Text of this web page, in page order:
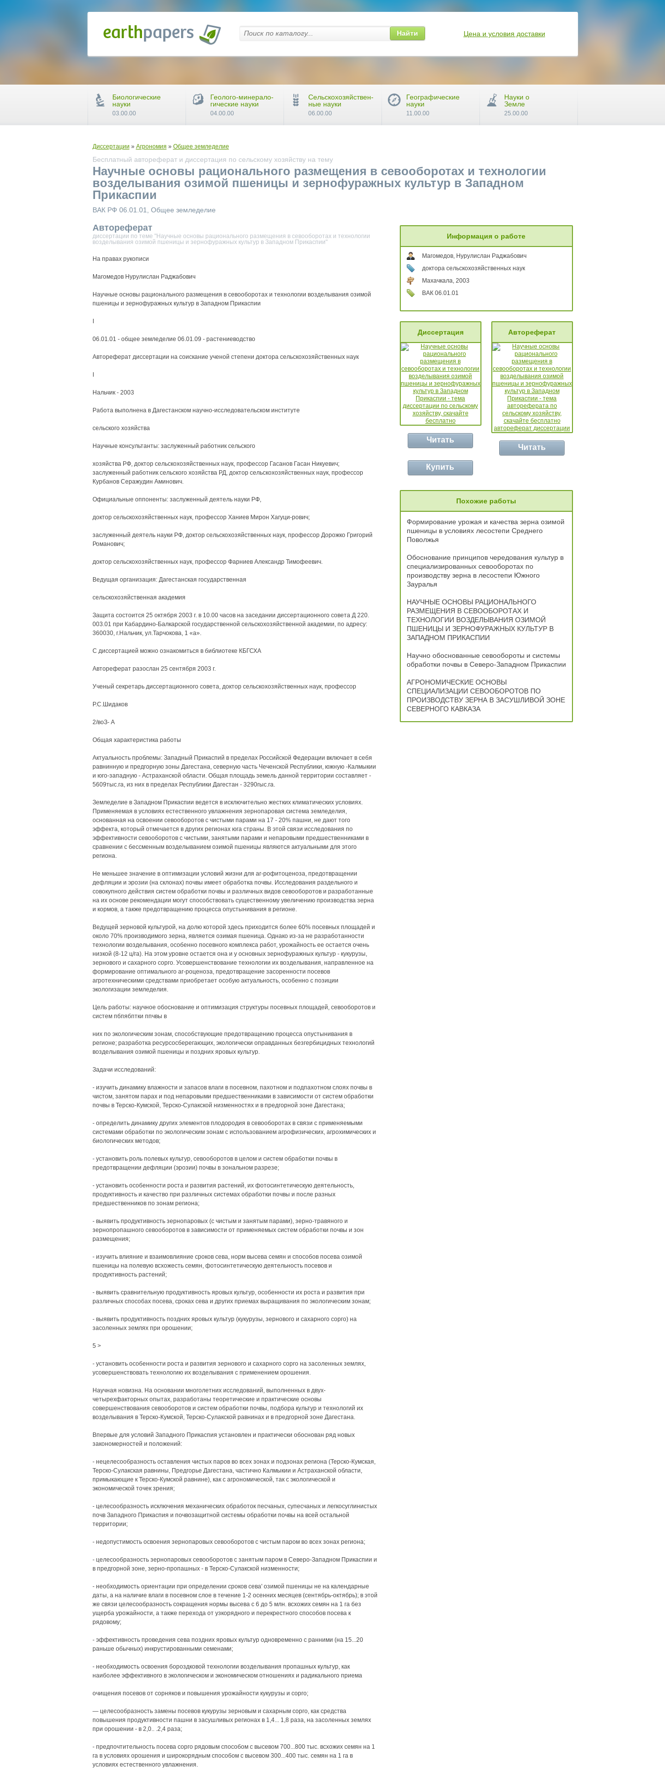
Диссертации » Агрономия » Общее земледелие
Бесплатный автореферат и диссертация по сельскому хозяйству на тему
Научные основы рационального размещения в севооборотах и технологии
возделывания озимой пшеницы и зернофуражных культур в Западном
Прикаспии
ВАК РФ 06.01.01, Общее земледелие
Автореферат
диссертации по теме "Научные основы рационального размещения в севооборотах и технологии
возделывания озимой пшеницы и зернофуражных культур в Западном Прикаспии"
На правах рукописи
Магомедов Нурулислан Раджабович
Научные основы рационального размещения в севооборотах и технологии возделывания озимой
пшеницы и зернофуражных культур в Западном Прикаспии
06.01.01 - общее земледелие 06.01.09 - растениеводство
Автореферат диссертации на соискание ученой степени доктора сельскохозяйственных наук
Нальчик - 2003
Работа выполнена в Дагестанском научно-исследовательском институте
сельского хозяйства
Научные консультанты: заслуженный работник сельского
хозяйства РФ, доктор сельскохозяйственных наук, профессор Гасанов Гасан Никуевич;
заслуженный работник сельского хозяйства РД, доктор сельскохозяйственных наук, профессор
Курбанов Серажудин Аминович.
Официальные оппоненты: заслуженный деятель науки РФ,
доктор сельскохозяйственных наук, профессор Ханиев Мирон Хагуци-рович;
заслуженный деятель науки РФ, доктор сельскохозяйственных наук, профессор Дорожко Григорий
Романович;
доктор сельскохозяйственных наук, профессор Фарниев Александр Тимофеевич.
Ведущая организация: Дагестанская государственная
сельскохозяйственная академия
Защита состоится 25 октября 2003 г. в 10.00 часов на заседании диссертационного совета Д 220.
003.01 при Кабардино-Балкарской государственной сельскохозяйственной академии, по адресу:
360030, г.Нальчик, ул.Тарчокова, 1 «а».
С диссертацией можно ознакомиться в библиотеке КБГСХА
Автореферат разослан 25 сентября 2003 г.
Ученый секретарь диссертационного совета, доктор сельскохозяйственных наук, профессор
Р.С.Шидаков
2/воЗ- А
Общая характеристика работы
Актуальность проблемы: Западный Прикаспий в пределах Российской Федерации включает в себя
равнинную и предгорную зоны Дагестана, северную часть Чеченской Республики, южную -Калмыкии
и юго-западную - Астраханской области. Общая площадь земель данной территории составляет -
5609тыс.га, из них в пределах Республики Дагестан - 3290гыс.га.
Земледелие в Западном Прикаспии ведется в исключительно жестких климатических условиях.
Применяемая в условиях естественного увлажнения зернопаровая система земледелия,
основанная на освоении севооборотов с чистыми парами на 17 - 20% пашни, не дают того
эффекта, который отмечается в других регионах юга страны. В этой связи исследования по
эффективности севооборотов с чистыми, занятыми парами и непаровыми предшественниками в
сравнении с бессменным возделыванием озимой пшеницы являются актуальными для этого
региона.
Не меньшее значение в оптимизации условий жизни для аг-рофитоценоза, предотвращении
дефляции и эрозии (на склонах) почвы имеет обработка почвы. Исследования раздельного и
совокупного действия систем обработки почвы и различных видов севооборотов и разработанные
на их основе рекомендации могут способствовать существенному увеличению производства зерна
и кормов, а также предотвращению процесса опустынивания в регионе.
Ведущей зерновой культурой, на долю которой здесь приходится более 60% посевных площадей и
около 70% производимого зерна, является озимая пшеница. Однако из-за не разработанности
технологии возделывания, особенно посевного комплекса работ, урожайность ее остается очень
низкой (8-12 ц/га). На этом уровне остается она и у основных зернофуражных культур - кукурузы,
зернового и сахарного сорго. Усовершенствование технологии их возделывания, направленное на
формирование оптимального аг-роценоза, предотвращение засоренности посевов
агротехническими средствами приобретает особую актуальность, особенно с позиции
экологизации земледелия.
Цель работы: научное обоснование и оптимизация структуры посевных площадей, севооборотов и
систем пбпябптки ппчвы в
них по экологическим зонам, способствующие предотвращению процесса опустынивания в
регионе; разработка ресурсосберегающих, экологически оправданных безгербицидных технологий
возделывания озимой пшеницы и поздних яровых культур.
Задачи исследований:
- изучить динамику влажности и запасов влаги в посевном, пахотном и подпахотном слоях почвы в
чистом, занятом парах и под непаровыми предшественниками в зависимости от систем обработки
почвы в Терско-Кумской, Терско-Сулакской низменностях и в предгорной зоне Дагестана;
- определить динамику других элементов плодородия в севооборотах в связи с применяемыми
системами обработки по экологическим зонам с использованием агрофизических, агрохимических и
биологических методов;
- установить роль полевых культур, севооборотов в целом и систем обработки почвы в
предотвращении дефляции (эрозии) почвы в зональном разрезе;
- установить особенности роста и развития растений, их фотосинтетическую деятельность,
продуктивность и качество при различных системах обработки почвы и после разных
предшественников по зонам региона;
- выявить продуктивность зернопаровых (с чистым и занятым парами), зерно-травяного и
зернопропашного севооборотов в зависимости от применяемых систем обработки почвы и зон
размещения;
- изучить влияние и взаимовлияние сроков сева, норм высева семян и способов посева озимой
пшеницы на полевую всхожесть семян, фотосинтетическую деятельность посевов и
продуктивность растений;
- выявить сравнительную продуктивность яровых культур, особенности их роста и развития при
различных способах посева, сроках сева и других приемах выращивания по экологическим зонам;
- выявить продуктивность поздних яровых культур (кукурузы, зернового и сахарного сорго) на
засоленных землях при орошении;
5 >
- установить особенности роста и развития зернового и сахарного сорго на засоленных землях,
усовершенствовать технологию их возделывания с применением орошения.
Научная новизна. На основании многолетних исследований, выполненных в двух-
четырехфакторных опытах, разработаны теоретические и практические основы
совершенствования севооборотов и систем обработки почвы, подбора культур и технологий их
возделывания в Терско-Кумской, Терско-Сулакской равнинах и в предгорной зоне Дагестана.
Впервые для условий Западного Прикаспия установлен и практически обоснован ряд новых
закономерностей и положений:
- нецелесообразность оставления чистых паров во всех зонах и подзонах региона (Терско-Кумская,
Терско-Сулакская равнины, Предгорье Дагестана, частично Калмыкии и Астраханской области,
примыкающие к Терско-Кумской равнине), как с агрономической, так с экологической и
экономической точек зрения;
- целесообразность исключения механических обработок песчаных, супесчаных и легкосуглинистых
почв Западного Прикаспия и почвозащитной системы обработки почвы на всей остальной
территории;
- недопустимость освоения зернопаровых севооборотов с чистым паром во всех зонах региона;
- целесообразность зернопаровых севооборотов с занятым паром в Северо-Западном Прикаспии и
в предгорной зоне, зерно-пропашных - в Терско-Сулакской низменности;
- необходимость ориентации при определении сроков сева' озимой пшеницы не на календарные
даты, а на наличие влаги в посевном слое в течение 1-2 осенних месяцев (сентябрь-октябрь); в этой
же связи целесообразность сокращения нормы высева с 6 до 5 млн. всхожих семян на 1 га без
ущерба урожайности, а также перехода от узкорядного и перекрестного способов посева к
рядовому;
- эффективность проведения сева поздних яровых культур одновременно с ранними (на 15...20
раньше обычных) инкрустированными семенами;
- необходимость освоения бороздковой технологии возделывания пропашных культур, как
наиболее эффективного в экологическом и экономическом отношениях и радикального приема
очищения посевов от сорняков и повышения урожайности кукурузы и сорго;
— целесообразность замены посевов кукурузы зерновым и сахарным сорго, как средства
повышения продуктивности пашни в засушливых регионах в 1,4... 1,8 раза, на засоленных землях
при орошении - в 2,0.. .2,4 раза;
- предпочтительность посева сорго рядовым способом с высевом 700...800 тыс. всхожих семян на 1
га в условиях орошения и широкорядным способом с высевом 300...400 тыс. семян на 1 га в
условиях естественного увлажнения.
Информация о работе
Магомедов, Нурулислан Раджабович
доктора сельскохозяйственных наук
Махачкала, 2003
ВАК 06.01.01
Диссертация
Читать
Автореферат
Читать
Купить
Похожие работы
Формирование урожая и качества зерна озимой
пшеницы в условиях лесостепи Среднего
Поволжья
Обоснование принципов чередования культур в
специализированных севооборотах по
производству зерна в лесостепи Южного
Зауралья
НАУЧНЫЕ ОСНОВЫ РАЦИОНАЛЬНОГО
РАЗМЕЩЕНИЯ В СЕВООБОРОТАХ И
ТЕХНОЛОГИИ ВОЗДЕЛЫВАНИЯ ОЗИМОЙ
ПШЕНИЦЫ И ЗЕРНОФУРАЖНЫХ КУЛЬТУР В
ЗАПАДНОМ ПРИКАСПИИ
Научно обоснованные севообороты и системы
обработки почвы в Северо-Западном Прикаспии
АГРОНОМИЧЕСКИЕ ОСНОВЫ
СПЕЦИАЛИЗАЦИИ СЕВООБОРОТОВ ПО
ПРОИЗВОДСТВУ ЗЕРНА В ЗАСУШЛИВОЙ ЗОНЕ
СЕВЕРНОГО КАВКАЗА
Найти Цена и условия доставки
Биологические
науки
03.00.00
Геолого-минерало-
гические науки
04.00.00
Сельскохозяйствен-
ные науки
06.00.00
Географические
науки
11.00.00
Науки о
Земле
25.00.00